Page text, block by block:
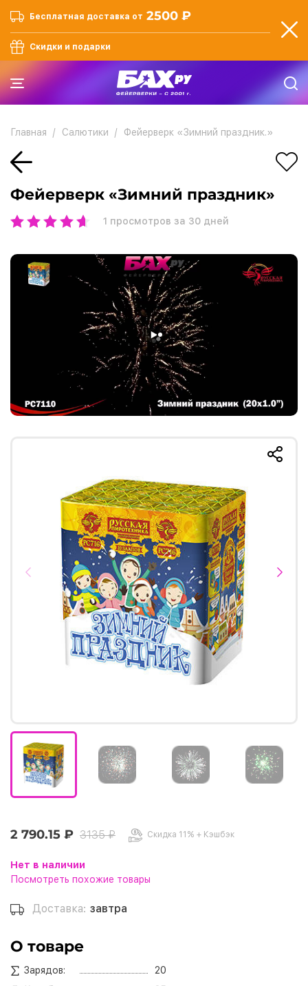
Бесплатная доставка от 2500 ₽
Скидки и подарки
Главная Салютики Фейерверк «Зимний праздник.»
Фейерверк «Зимний праздник»
1 просмотров за 30 дней
2 790.15 ₽ 3135 ₽ Скидка 11% + Кэшбэк
Нет в наличии
Посмотреть похожие товары
Доставка: завтра
О товаре
Зарядов:
20